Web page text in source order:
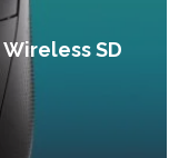
Wireless SD